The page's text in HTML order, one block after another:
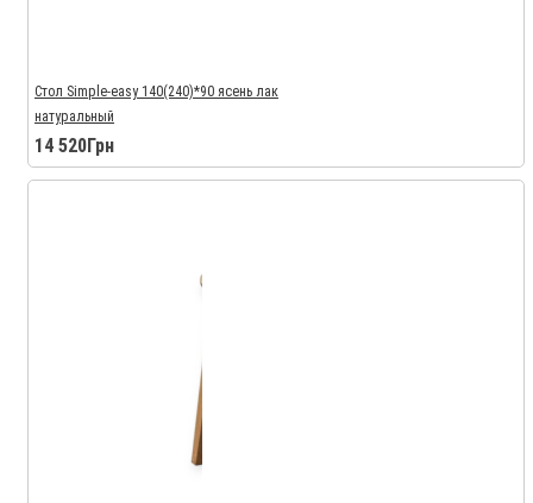
Стол Simple-easy 140(240)*90 ясень лак
натуральный
14 520Грн